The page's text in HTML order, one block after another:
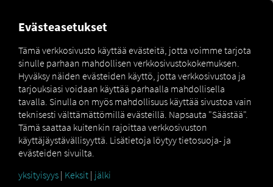
Marketplace Connectors Fleetboard Connect
FLEETBOARD YHDISTÄ
Ulkoisen palveluntarjoajan integrointi
Evästeasetukset
Tämä verkkosivusto käyttää evästeitä, jotta voimme tarjota
sinulle parhaan mahdollisen verkkosivustokokemuksen.
Hyväksy näiden evästeiden käyttö, jotta verkkosivustoa ja
tarjouksiasi voidaan käyttää parhaalla mahdollisella
tavalla. Sinulla on myös mahdollisuus käyttää sivustoa vain
teknisesti välttämättömillä evästeillä. Napsauta "Säästää".
Tämä saattaa kuitenkin rajoittaa verkkosivuston
käyttäjäystävällisyyttä. Lisätietoja löytyy tietosuoja- ja
evästeiden sivuilta.
yksityisyys | Keksit | jälki